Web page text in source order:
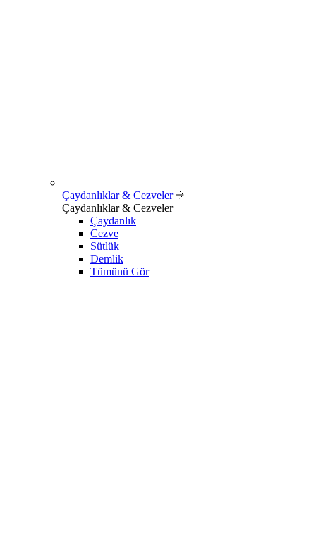
Çaydanlıklar & Cezveler
Çaydanlıklar & Cezveler
Çaydanlık
Cezve
Sütlük
Demlik
Tümünü Gör